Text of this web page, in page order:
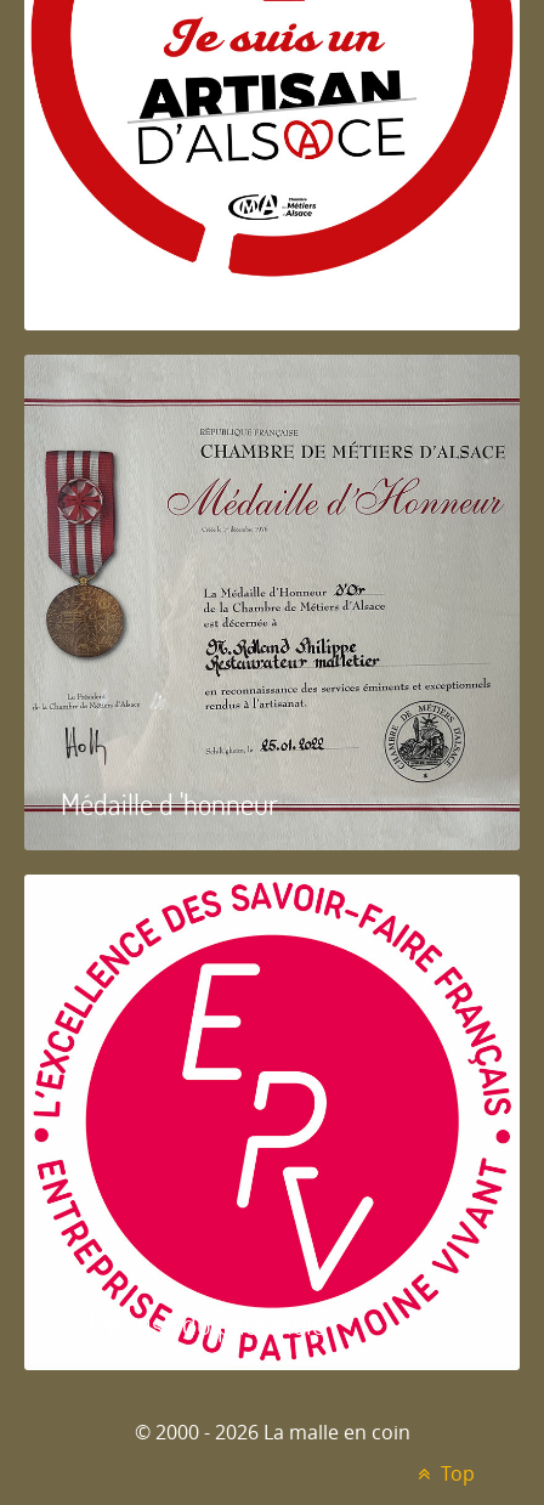
Artisan d'Alsace
Médaille d 'honneur
Entreprise du patrimoie
© 2000 - 2026 La malle en coin
Top